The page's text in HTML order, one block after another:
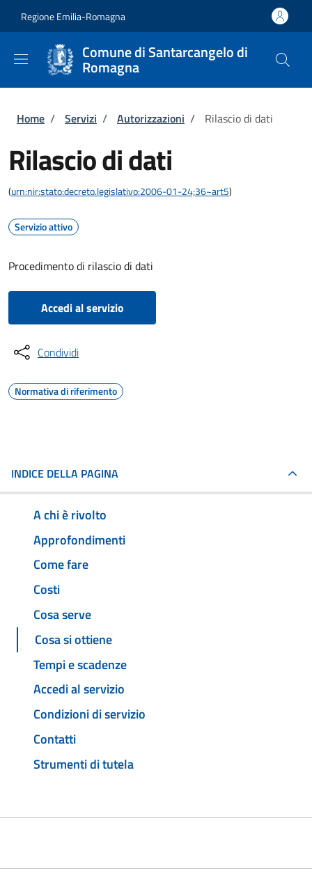
Regione Emilia-Romagna
Comune di Santarcangelo di
Romagna
Briciole di pane
Home / Servizi / Autorizzazioni / Rilascio di dati
Rilascio di dati
(urn:nir:stato:decreto.legislativo:2006-01-24;36~art5)
Servizio attivo
Procedimento di rilascio di dati
Accedi al servizio
Condividi
Normativa di riferimento
INDICE DELLA PAGINA
A chi è rivolto
Approfondimenti
Come fare
Costi
Cosa serve
Cosa si ottiene
Tempi e scadenze
Accedi al servizio
Condizioni di servizio
Contatti
Strumenti di tutela